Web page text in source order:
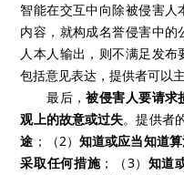
智能在交互中向除被侵害
内容，就构成名誉侵害中
人本人输出，则不满足发
包括意见表达，提供者可以
最后，被侵害人要请求
观上的故意或过失。提供者
途 ；（2） 知道或应当知道
采取任何措施；（3） 知道